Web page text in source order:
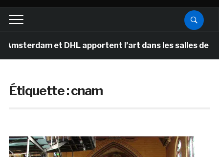
et DHL apportent l’art dans les salles de classe
Étiquette :cnam